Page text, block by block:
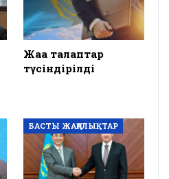
Жаңа талаптар
түсіндірілді
БАСТЫ ЖАҢАЛЫҚТАР